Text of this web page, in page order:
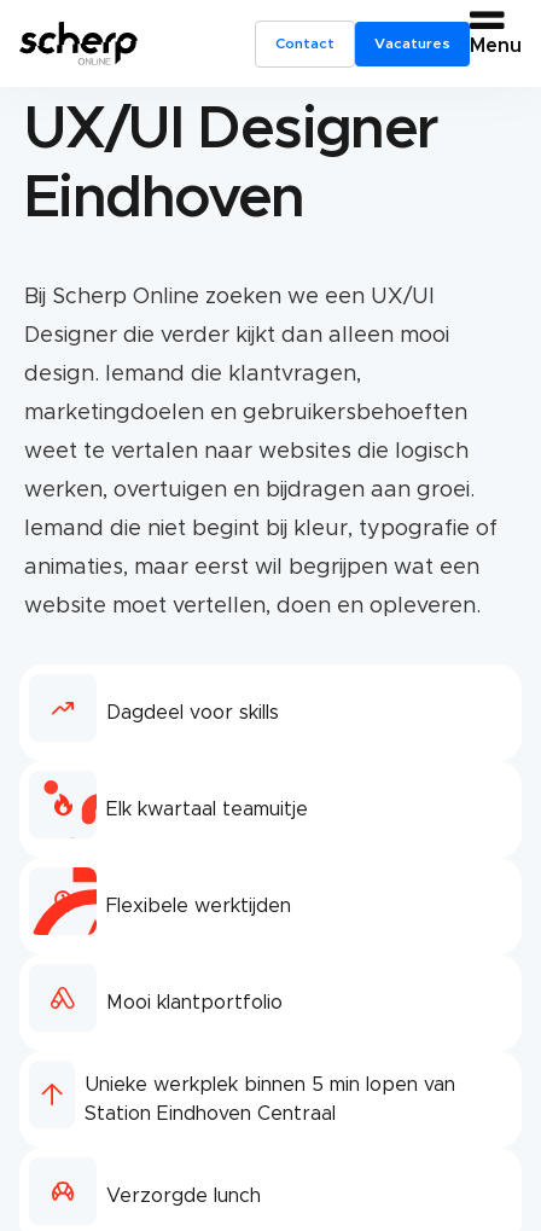
Contact Vacatures Menu
UX/UI Designer
Eindhoven
Bij Scherp Online zoeken we een UX/UI
Designer die verder kijkt dan alleen mooi
design. Iemand die klantvragen,
marketingdoelen en gebruikersbehoeften
weet te vertalen naar websites die logisch
werken, overtuigen en bijdragen aan groei.
Iemand die niet begint bij kleur, typografie of
animaties, maar eerst wil begrijpen wat een
website moet vertellen, doen en opleveren.
Dagdeel voor skills
Elk kwartaal teamuitje
Flexibele werktijden
Mooi klantportfolio
Unieke werkplek binnen 5 min lopen van
Station Eindhoven Centraal
Verzorgde lunch